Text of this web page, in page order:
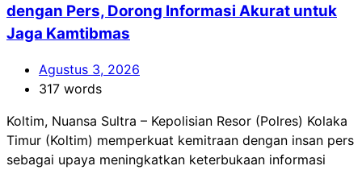
dengan Pers, Dorong Informasi Akurat untuk
Jaga Kamtibmas
Agustus 3, 2026
317 words
Koltim, Nuansa Sultra – Kepolisian Resor (Polres) Kolaka
Timur (Koltim) memperkuat kemitraan dengan insan pers
sebagai upaya meningkatkan keterbukaan informasi